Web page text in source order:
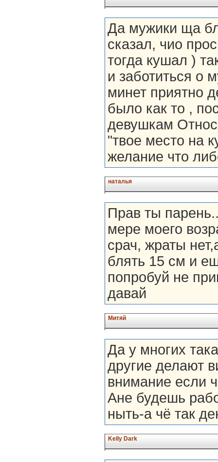
Да мужики ща
сказал, чио
тогда кушал )
и заботиться о
минет приятно
было как то ,
девушкам
"твое место на
желание что
наталья
Прав ты
мере моего
срач, жраты
блять 15 см и
попробуй не
давай
Митяй
Да у многих
другие делают
внимание если
Ане будешь
ныть-а чё так
Kelly Dark